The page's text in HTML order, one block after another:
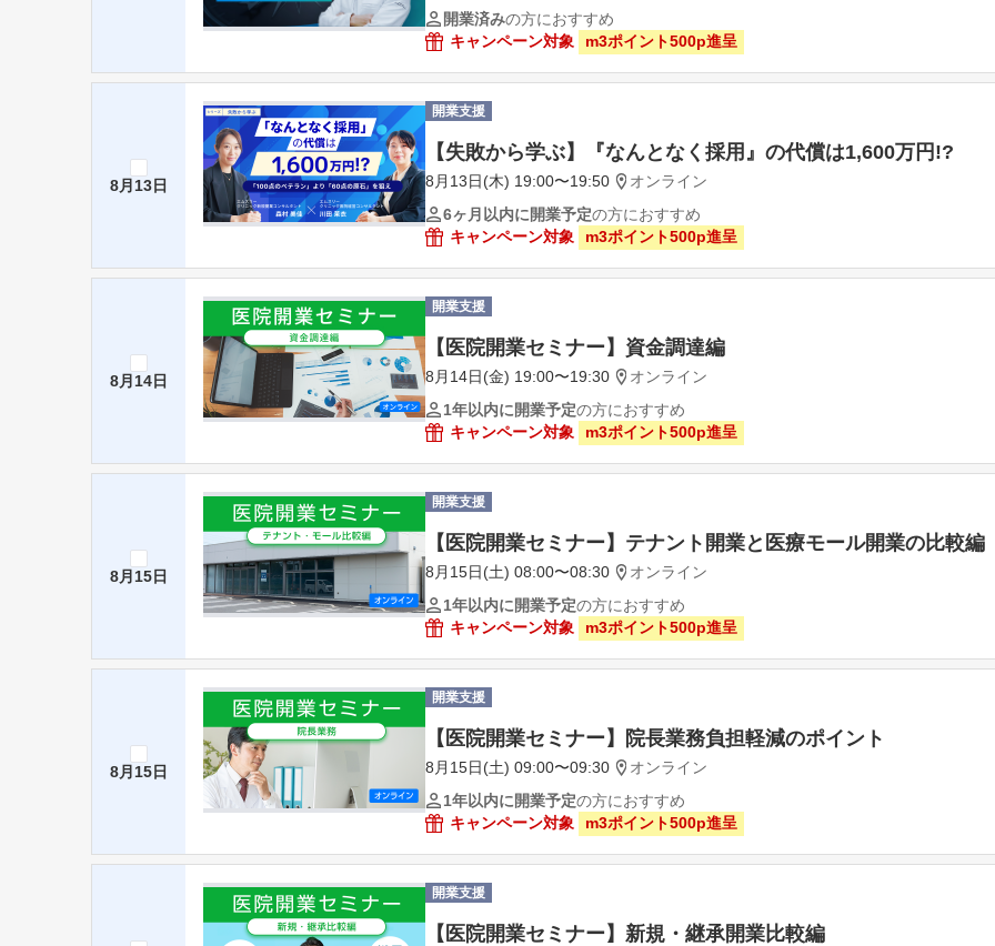
開業済みの方におすすめ
キャンペーン対象
m3ポイント500p進呈
8月13日
開業支援
【失敗から学ぶ】『なんとなく採用』の代償は1,600万円!?
8月13日(木) 19:00〜19:50
オンライン
6ヶ月以内に開業予定の方におすすめ
キャンペーン対象
m3ポイント500p進呈
8月14日
開業支援
【医院開業セミナー】資金調達編
8月14日(金) 19:00〜19:30
オンライン
1年以内に開業予定の方におすすめ
キャンペーン対象
m3ポイント500p進呈
8月15日
開業支援
【医院開業セミナー】テナント開業と医療モール開業の比較編
8月15日(土) 08:00〜08:30
オンライン
1年以内に開業予定の方におすすめ
キャンペーン対象
m3ポイント500p進呈
8月15日
開業支援
【医院開業セミナー】院長業務負担軽減のポイント
8月15日(土) 09:00〜09:30
オンライン
1年以内に開業予定の方におすすめ
キャンペーン対象
m3ポイント500p進呈
開業支援
【医院開業セミナー】新規・継承開業比較編